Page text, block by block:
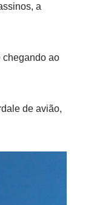
a
chegando ao
de avião,